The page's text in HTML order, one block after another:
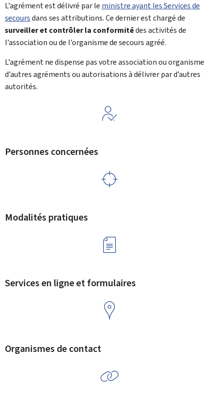
L’agrément est délivré par le ministre ayant les Services de
secoursdans ses attributions. Ce dernier est chargé de
surveiller et contrôler la conformitédes activités de
l’association ou de l’organisme de secours agréé.
L’agrément ne dispense pas votre association ou organisme
d’autres agréments ou autorisations à délivrer par d’autres
autorités.
Personnes concernées
Modalités pratiques
Services en ligne et formulaires
Organismes de contact